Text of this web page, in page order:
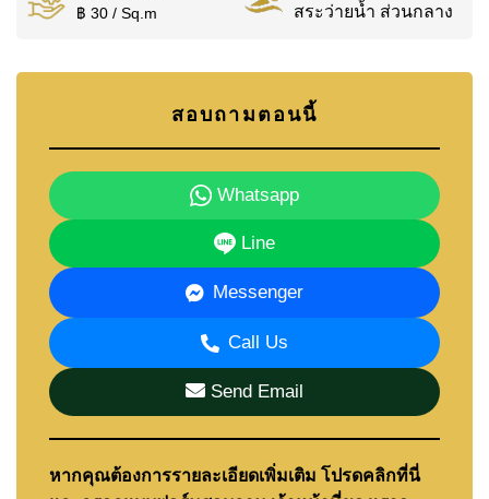
฿ 30 / Sq.m
สระว่ายน้ำ ส่วนกลาง
สอบถามตอนนี้
Whatsapp
Line
Messenger
Call Us
Send Email
หากคุณต้องการรายละเอียดเพิ่มเติม โปรดคลิกที่นี่